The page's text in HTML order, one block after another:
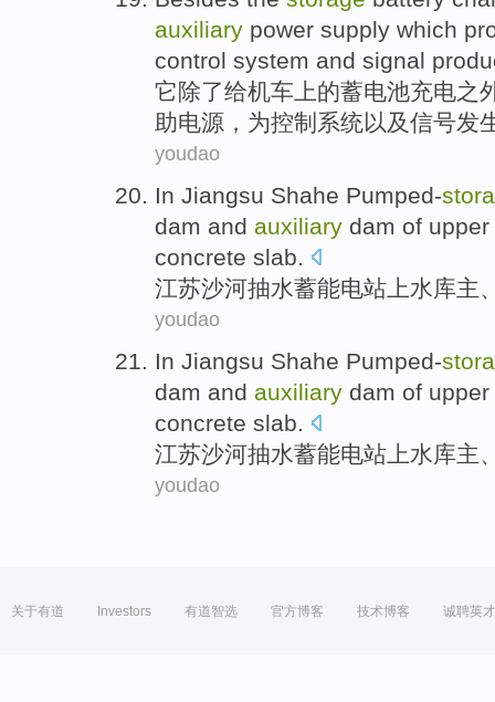
auxiliary power supply which
control system and signal
它除了给机车上的蓄电池充电之
助电源 ，为控制 系统以及信号发
youdao
In Jiangsu Shahe Pumped-
dam and auxiliary dam of
concrete slab.
江苏沙河抽水蓄能电站上水库主
youdao
In Jiangsu Shahe Pumped-
dam and auxiliary dam of
concrete slab.
江苏沙河抽水蓄能电站上水库主
youdao
关于有道 Investors 有道智选 官方博客 技术博客 诚聘英才